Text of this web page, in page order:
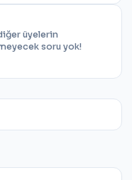
üyelerin
soru yok!